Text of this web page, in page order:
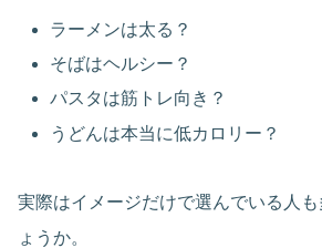
ラーメンは太る？
そばはヘルシー？
パスタは筋トレ向き？
うどんは本当に低カロリー？
実際はイメージだけで選んでいる人
ょうか。